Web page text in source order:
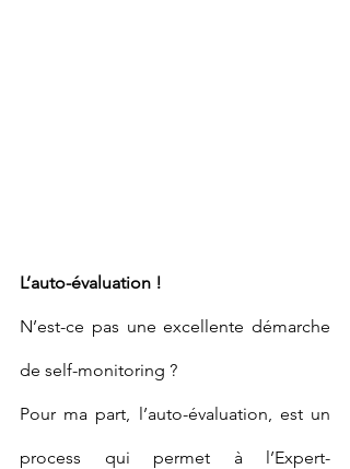
L’auto-évaluation !
N’est-ce pas une excellente démarche
de self-monitoring ?
Pour ma part, l’auto-évaluation, est un
process qui permet à l’Expert-